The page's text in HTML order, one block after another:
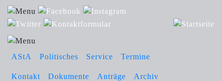
AStA Politisches Service Termine
Kontakt Dokumente Anträge Archiv